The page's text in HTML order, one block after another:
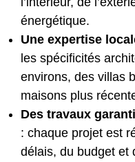
énergétique.
Une expertise
les spécificités
environs, des villas
maisons plus
Des travaux
: chaque projet est
délais, du budget et